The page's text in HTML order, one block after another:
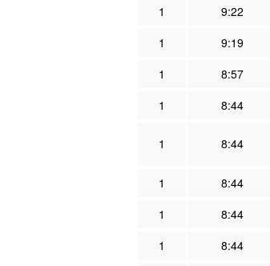
1
9:22
1
9:19
1
8:57
1
8:44
1 8:44
1
8:44
1
8:44
1
8:44